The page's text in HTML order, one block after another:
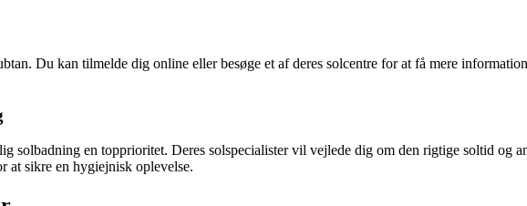
Du kan tilmelde dig online eller besøge et af deres solcentre for at få mere
solbadning en topprioritet. Deres solspecialister vil vejlede dig om den rigtige soltid og
at sikre en hygiejnisk oplevelse.